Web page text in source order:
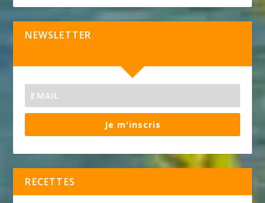
NEWSLETTER
Je m'inscris
RECETTES